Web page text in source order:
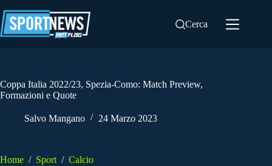
al
contenuto
Cerca
Coppa Italia 2022/23, Spezia-Como: Match Preview,
Formazioni e Quote
Salvo Mangano 24 Marzo 2023
Home / Sport / Calcio